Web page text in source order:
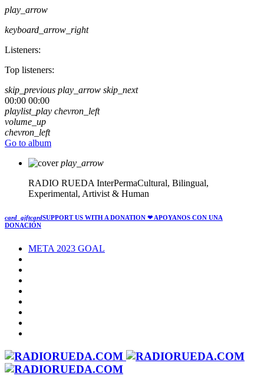
play_arrow
keyboard_arrow_right
Listeners:
Top listeners:
skip_previous play_arrow skip_next
00:00 00:00
playlist_play chevron_left
volume_up
chevron_left
Go to album
play_arrow
RADIO RUEDA InterPermaCultural, Bilingual,
Experimental, Artivist & Human
card_giftcardSUPPORT US WITH A DONATION ❤ APOYANOS CON UNA
DONACIÓN
META 2023 GOAL